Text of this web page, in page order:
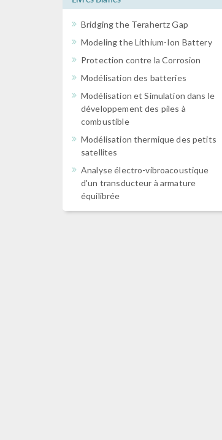
Bridging the Terahertz Gap
Modeling the Lithium-Ion Battery
Protection contre la Corrosion
Modélisation des batteries
Modélisation et Simulation dans le
développement des piles à
combustible
Modélisation thermique des petits
satellites
Analyse électro-vibroacoustique
d'un transducteur à armature
équilibrée